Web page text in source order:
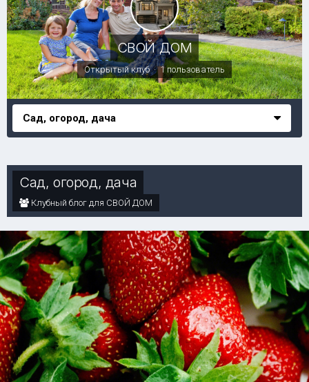
СВОЙ ДОМ
Открытый клуб · 1 пользователь
Сад, огород, дача
Сад, огород, дача
Клубный блог для СВОЙ ДОМ